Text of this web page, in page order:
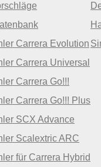
Carrera Evolution
Carrera Universal
Carrera Go!!!
Carrera Go!!! Plus
SCX Advance
Scalextric ARC
für Carrera Hybrid